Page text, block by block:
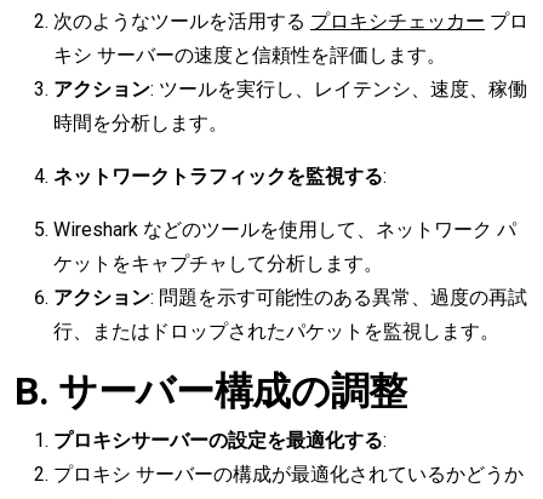
次のようなツールを活用する プロキシチェッカー プロ
キシ サーバーの速度と信頼性を評価します。
アクション: ツールを実行し、レイテンシ、速度、稼働
時間を分析します。
ネットワークトラフィックを監視する:
Wireshark などのツールを使用して、ネットワーク パ
ケットをキャプチャして分析します。
アクション: 問題を示す可能性のある異常、過度の再試
行、またはドロップされたパケットを監視します。
B. サーバー構成の調整
プロキシサーバーの設定を最適化する:
プロキシ サーバーの構成が最適化されているかどうか